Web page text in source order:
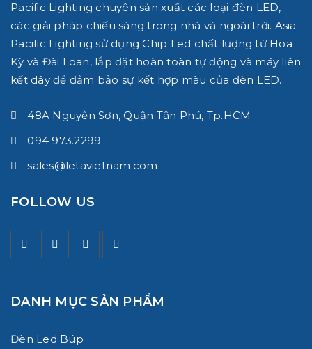
Pacific Lighting chuyên sản xuất các loại đèn LED,
các giải pháp chiếu sáng trong nhà và ngoài trời. Asia
Pacific Lighting sử dụng Chip Led chất lượng từ Hoa
Kỳ và Đài Loan, lắp đặt hoàn toàn tự động và máy liên
kết dây để đảm bảo sự kết hợp màu của đèn LED.
48A Nguyễn Sơn, Quận Tân Phú, Tp.HCM
094 973.2299
sales@letavietnam.com
FOLLOW US
DANH MỤC SẢN PHẨM
Đèn Led Búp